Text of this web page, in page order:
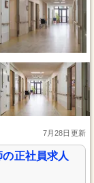
7月28日更新
正社員求人